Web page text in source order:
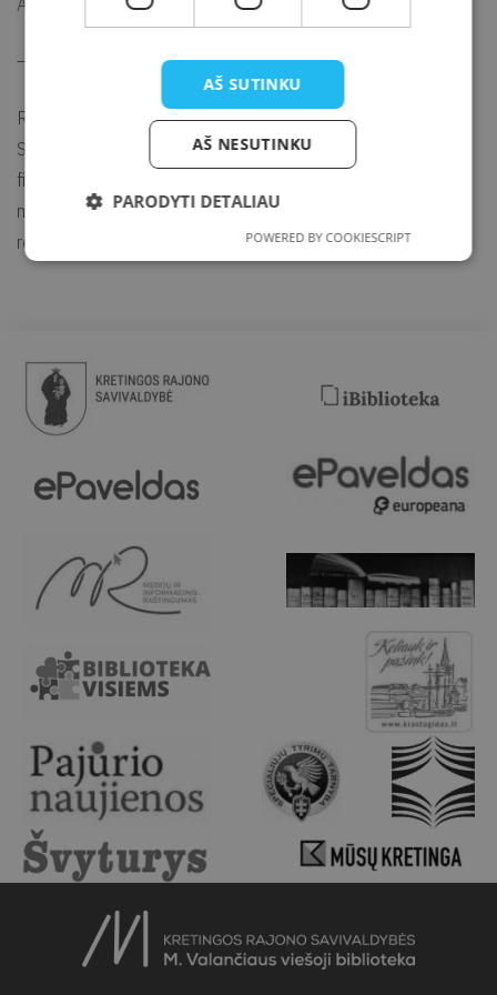
—
Renginio metu gali būti fotografuojama ir filmuojama.
SVARBU. Jei nepageidaujate būti fotografuojami ir (ar)
filmuojami arba nesutinkate su nuotraukų ir (ar) vaizdo
medžiagos su Jumis viešinimu, prašome apie tai informuoti
renginio organizatorių arba fotografą.
AŠ SUTINKU
AŠ NESUTINKU
PARODYTI DETALIAU
POWERED BY COOKIESCRIPT